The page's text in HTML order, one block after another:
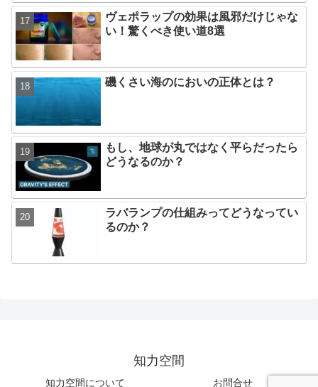
ヴェポラップの効果は風邪だけじゃな
い！驚くべき使い道8選
磯くさい海のにおいの正体とは？
もし、地球が丸ではなく平らだったら
どうなるのか？
ラバランプの仕組みってどうなってい
るのか？
知力空間
知力空間について お問合せ